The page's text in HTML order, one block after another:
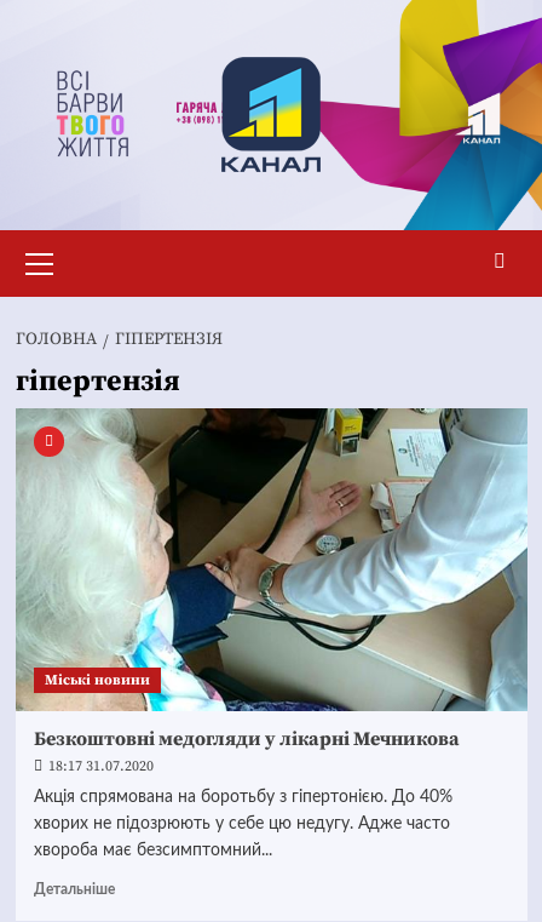
вмісту
меню
ГОЛОВНА ГІПЕРТЕНЗІЯ
гіпертензія
Mіські новини
Безкоштовні медогляди у лікарні Мечникова
18:17 31.07.2020
Акція спрямована на боротьбу з гіпертонією. До 40%
хворих не підозрюють у себе цю недугу. Адже часто
хвороба має безсимптомний...
Детальніше